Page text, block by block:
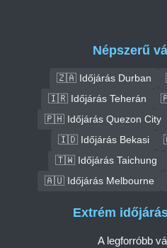
Népszerű
🇿🇦 Időjárás Durban
🇮🇷 Időjárás Teherán
🇵🇭 Időjárás Quezon City
🇮🇩 Időjárás Bekasi
🇹🇼 Időjárás Taichung
🇦🇺 Időjárás Melbourne
Extrém
A legforróbb